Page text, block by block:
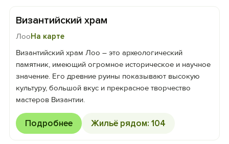
Византийский храм
ЛооНа карте
Византийский храм Лоо – это археологический
памятник, имеющий огромное историческое и научное
значение. Его древние руины показывают высокую
культуру, большой вкус и прекрасное творчество
мастеров Византии.
Подробнее Жильё рядом: 104